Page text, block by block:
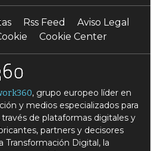
T tráfico
Rss Feed
Aviso Legal
Cookie Center
, grupo europeo líder en
y medios especializados para
de plataformas digitales y
partners y decisores
Digital, la